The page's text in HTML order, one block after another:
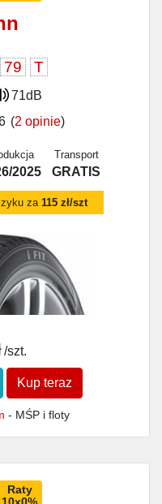
79 T
71dB
(2 opinie)
2025
Transport
GRATIS
za 115 zł/szt
/szt.
Kup teraz
- MŚP i floty
Raty